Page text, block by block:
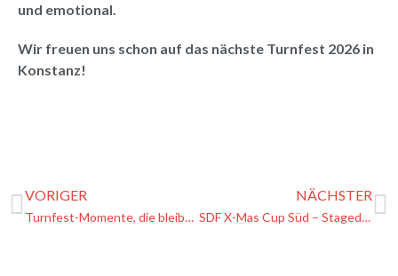
und emotional.
Wir freuen uns schon auf das nächste Turnfest 2026 in
Konstanz!
VORIGER
Turnfest-Momente, die bleiben!
NÄCHSTER
SDF X-Mas Cup Süd – Stagedance am 14. Dezember in Mauer